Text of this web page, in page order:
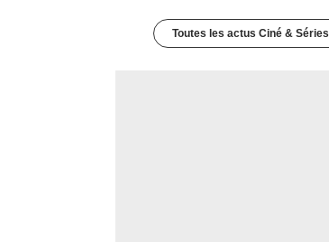
Toutes les actus Ciné & Séries